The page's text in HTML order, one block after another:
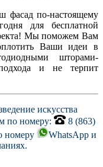
фасад по-настоящему
для бесплатной
Мы поможем Вам
Ваши идеи в
шторами-
и не терпит
искусства
по номеру:
8 (863)
номеру
WhatsApp и